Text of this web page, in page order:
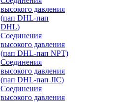
высокого давления
(пап DHL-пап
DHL)
Соединения
высокого давления
(пап DHL-пап NPT)
Соединения
высокого давления
(пап DHL-пап JIC)
Cоединения
высокого давления